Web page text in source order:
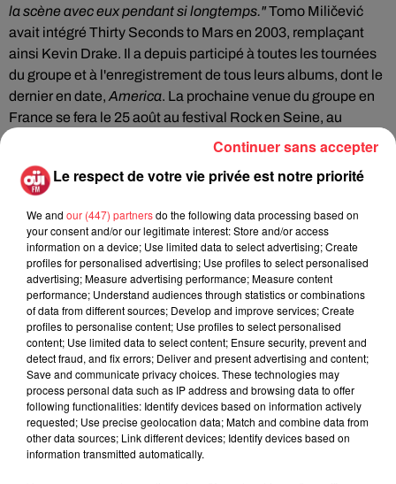
la scène avec eux pendant si longtemps."Tomo Miličević
avait intégré Thirty Seconds to Mars en 2003, remplaçant
ainsi Kevin Drake. Il a depuis participé à toutes les tournées
du groupe et à l'enregistrement de tous leurs albums, dont le
dernier en date, America. La prochaine venue du groupe en
France se fera le 25 août au festival Rock en Seine, au
Cet élément est masqué compte-tenu du refus du
dépôt de cookies que vous avez exprimé. Si vous
souhaitez l'afficher, merci de nous donner votre accord
en cliquant sur le bouton ci-dessous.
Afficher l'élément
Fil actus
Le respect de votre vie privée est notre priorité
We and our (447) partnersdo the following data processing based on
your consent and/or our legitimate interest: Store and/or access
information on a device; Use limited data to select advertising; Create
profiles for personalised advertising; Use profiles to select personalised
advertising; Measure advertising performance; Measure content
performance; Understand audiences through statistics or combinations
of data from different sources; Develop and improve services; Create
profiles to personalise content; Use profiles to select personalised
content; Use limited data to select content; Ensure security, prevent and
detect fraud, and fix errors; Deliver and present advertising and content;
Save and communicate privacy choices. These technologies may
process personal data such as IP address and browsing data to offer
following functionalities: Identify devices based on information actively
requested; Use precise geolocation data; Match and combine data from
other data sources; Link different devices; Identify devices based on
information transmitted automatically.
Continuer sans accepter